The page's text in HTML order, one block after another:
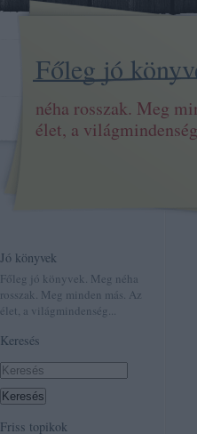
Főleg jó
néha rosszak. Meg
élet, a
Jó könyvek
Főleg jó könyvek. Meg néha
rosszak. Meg minden más. Az
élet, a világmindenség...
Keresés
Friss topikok